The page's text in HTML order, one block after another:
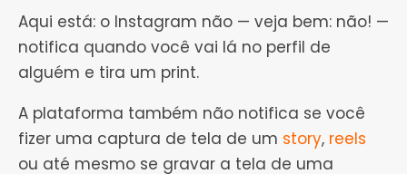
Aqui está: o Instagram não — veja bem: não! —
notifica quando você vai lá no perfil de
alguém e tira um print.
A plataforma também não notifica se você
fizer uma captura de tela de um story, reels
ou até mesmo se gravar a tela de uma